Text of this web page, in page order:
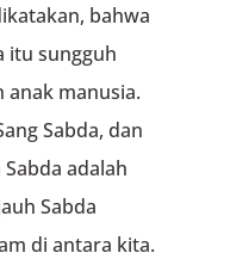
bahwa
itu sungguh
anak manusia.
Sabda, dan
adalah
Sabda
di antara kita.